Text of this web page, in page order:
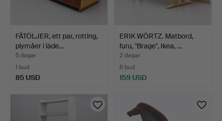
FÅTÖLJER, ett par, rotting,
plymåer i läde…
5 dagar
1 bud
85 USD
ERIK WÖRTZ. Matbord,
furu, "Brage", Ikea, …
2 dagar
6 bud
159 USD